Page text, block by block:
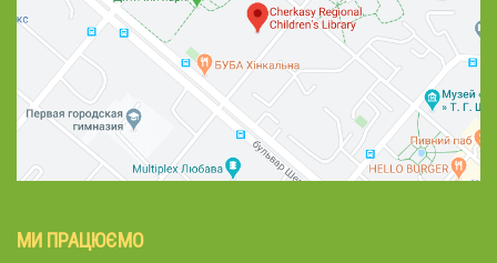
МИ ПРАЦЮЄМО